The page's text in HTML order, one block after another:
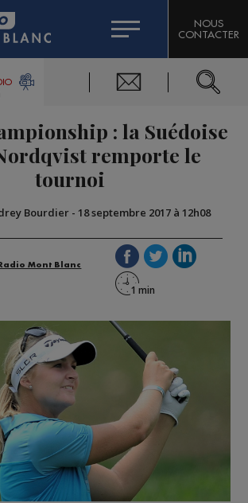
CHRONIQUES DE L'EXPERT
CITIZEN MACHINERY
MASSIF DOMAINES SKIABLES
BIGARD
DU MONT-BLANC
NOUS
CONTACTER
: la Suédoise
remporte le
tournoi
Bourdier- 18 septembre 2017 à 12h08
Radio Mont Blanc